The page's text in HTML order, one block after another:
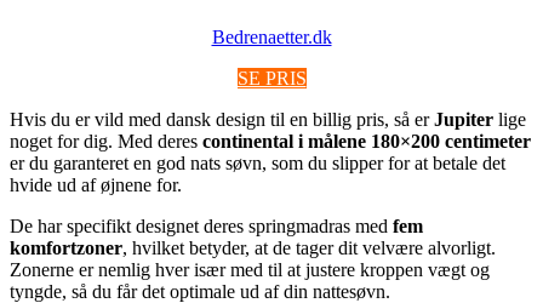
Bedrenaetter.dk
SE PRIS
Hvis du er vild med dansk design til en billig pris, så erJupiter lige
noget for dig. Med deres continental i målene 180×200 centimeter
er du garanteret en god nats søvn, som du slipper for at betale det
hvide ud af øjnene for.
De har specifikt designet deres springmadras med fem
komfortzoner, hvilket betyder, at de tager dit velvære alvorligt.
Zonerne er nemlig hver især med til at justere kroppen vægt og
tyngde, så du får det optimale ud af din nattesøvn.